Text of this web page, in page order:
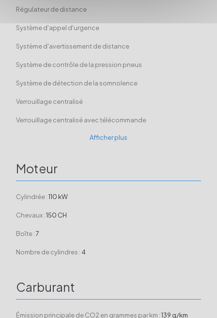
Régulateur de distance
Système d'appel d'urgence
Système d'avertissement de distance
Système de contrôle de la pression pneus
Système de détection de la somnolence
Verrouillage centralisé
Verrouillage centralisé avec télécommande
Afficher plus
Moteur
Cylindrée :110 kW
Chevaux :150 CH
Boîte :7
Nombre de cylindres : 4
Carburant
Émission principale de CO2 en grammes par km :139 g/km